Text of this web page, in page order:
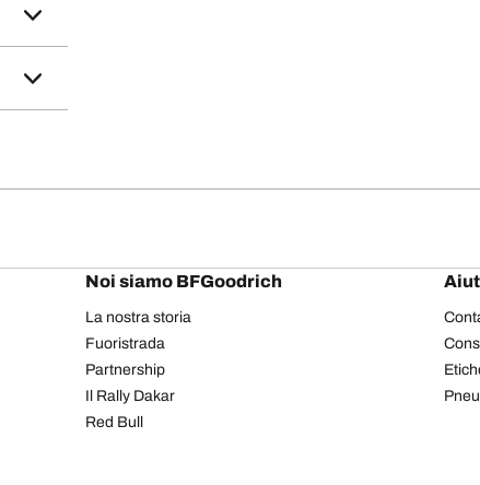
Noi siamo BFGoodrich
La nostra storia
Fuoristrada
Partnership
Il Rally Dakar
Red Bull